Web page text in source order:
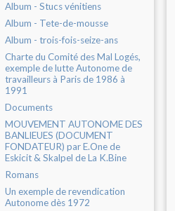
Album - Stucs vénitiens
Album - Tete-de-mousse
Album - trois-fois-seize-ans
Charte du Comité des Mal Logés,
exemple de lutte Autonome de
travailleurs à Paris de 1986 à
1991
Documents
MOUVEMENT AUTONOME DES
BANLIEUES (DOCUMENT
FONDATEUR) par E.One de
Eskicit & Skalpel de La K.Bine
Romans
Un exemple de revendication
Autonome dès 1972